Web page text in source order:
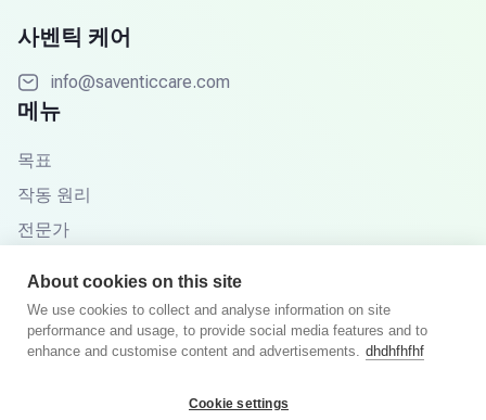
사벤틱 케어
info@saventiccare.com
메뉴
목표
작동 원리
전문가
지식 기반
자주 묻는 질문
About cookies on this site
We use cookies to collect and analyse information on site
performance and usage, to provide social media features and to
enhance and customise content and advertisements. dhdhfhfhf
Cookie settings